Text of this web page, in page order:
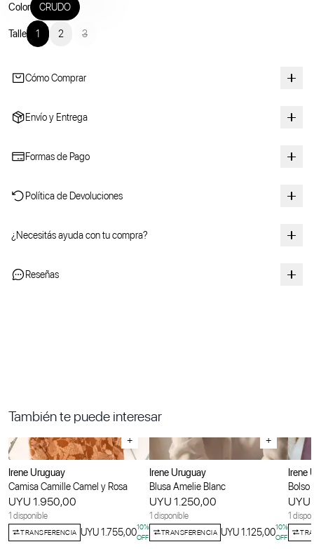
Color CRUDO
Talle 1 2 3
Cómo Comprar
Envío y Entrega
Formas de Pago
Política de Devoluciones
¿Necesitás ayuda con tu compra?
Reseñas
También te puede interesar
+
Irene Uruguay
Camisa Camille Camel y Rosa
UYU 1.950,00
1 disponible
TRANSFERENCIA UYU 1.755,0010%
OFF
+
Irene Uruguay
Blusa Amelie Blanc
UYU 1.250,00
1 disponible
TRANSFERENCIA UYU 1.125,0010%
OFF
Irene
Bolso
1